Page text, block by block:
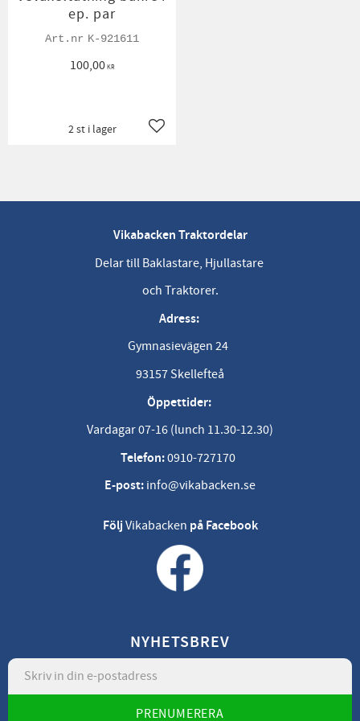
ep. par
K-921611
100,00KR
Lägg till i favoriter
2 st i lager
Vikabacken Traktordelar
Delar till Baklastare, Hjullastare
och Traktorer.
Adress:
Gymnasievägen 24
93157 Skellefteå
Öppettider:
Vardagar 07-16 (lunch 11.30-12.30)
Telefon:0910-727170
E-post: info@vikabacken.se
FöljVikabacken på Facebook
NYHETSBREV
PRENUMERERA